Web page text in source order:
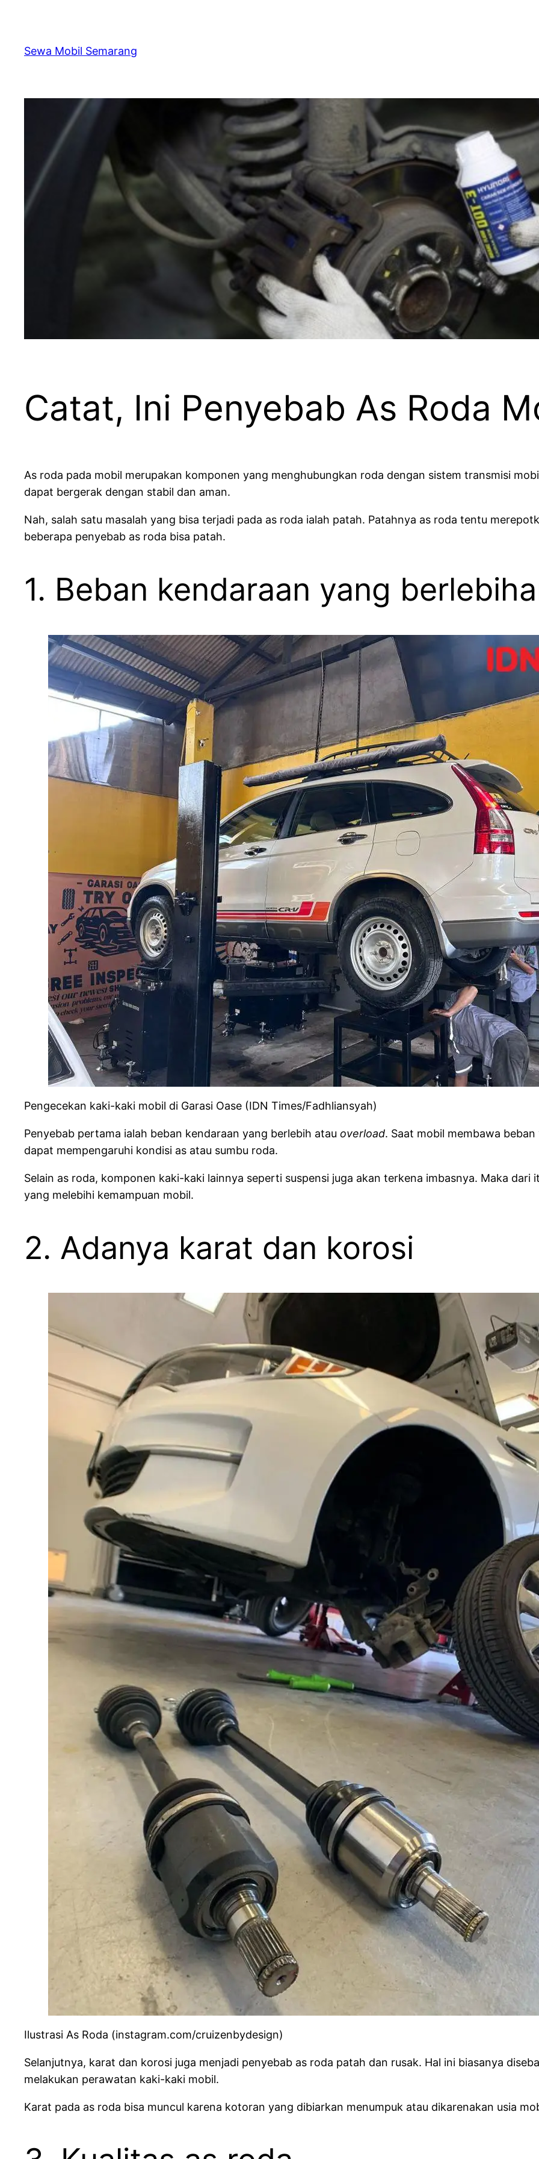
content
Sewa Mobil Semarang
Catat, Ini Penyebab As Roda
As roda pada mobil merupakan komponen yang menghubungkan roda dengan sistem transmisi
dapat bergerak dengan stabil dan aman.
Nah, salah satu masalah yang bisa terjadi pada as roda ialah patah. Patahnya as roda tentu
beberapa penyebab as roda bisa patah.
1. Beban kendaraan yang
Pengecekan kaki-kaki mobil di Garasi Oase (IDN Times/Fadhliansyah)
Penyebab pertama ialah beban kendaraan yang berlebih atau overload. Saat mobil membawa
dapat mempengaruhi kondisi as atau sumbu roda.
Selain as roda, komponen kaki-kaki lainnya seperti suspensi juga akan terkena imbasnya. Maka
yang melebihi kemampuan mobil.
2. Adanya karat dan korosi
Ilustrasi As Roda (instagram.com/cruizenbydesign)
Selanjutnya, karat dan korosi juga menjadi penyebab as roda patah dan rusak. Hal ini biasanya
melakukan perawatan kaki-kaki mobil.
Karat pada as roda bisa muncul karena kotoran yang dibiarkan menumpuk atau dikarenakan usia